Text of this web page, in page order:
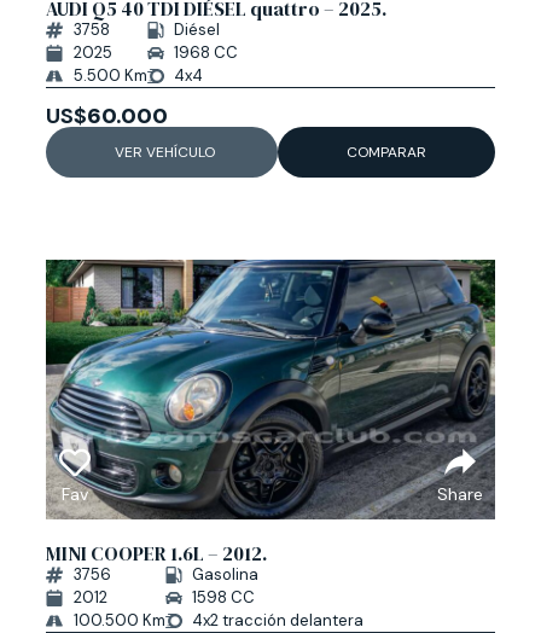
AUDI Q5 40 TDI DIÉSEL quattro – 2025.
3758
2025
5.500 Km
Diésel
1968 CC
4x4
US$60.000
VER VEHÍCULO COMPARAR
Fav Share
MINI COOPER 1.6L – 2012.
3756
2012
100.500 Km
Gasolina
1598 CC
4x2 tracción delantera